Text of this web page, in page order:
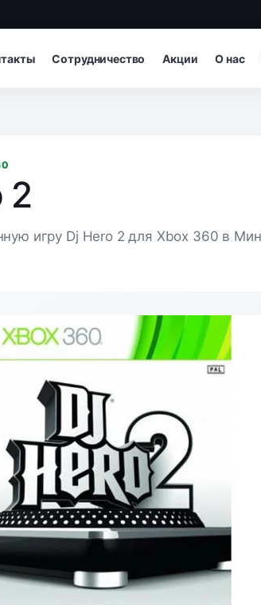
Сотрудничество Акции О нас
2
игру Dj Hero 2 для Xbox 360 в